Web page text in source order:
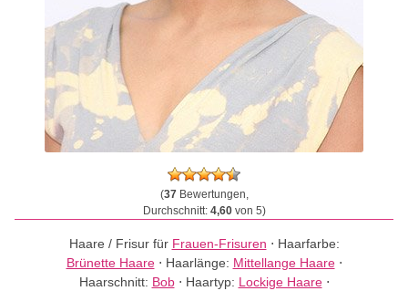
(37Bewertungen,
Durchschnitt: 4,60von 5)
Haare / Frisur für Frauen-Frisuren ⋅ Haarfarbe:
Brünette Haare⋅ Haarlänge: Mittellange Haare⋅
Haarschnitt: Bob⋅ Haartyp: Lockige Haare⋅